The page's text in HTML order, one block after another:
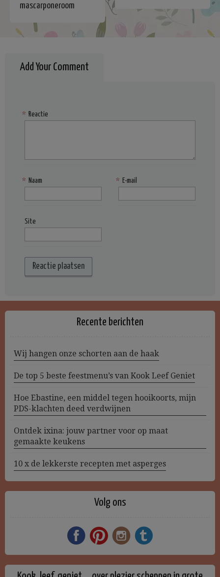
mascarponeroom
Add Your Comment
Reactie
*
Naam
* E-mail
*
Site
Recente berichten
Wij hangen onze schorten aan de haak
De top 5 beste feestmenu’s van Kook Leef Geniet
Hoe Ebastine, een middel tegen hooikoorts, mijn
PDS-klachten deed verdwijnen
Ontdek ixina: jouw partner voor op maat
gemaakte keukens
10 x de lekkerste recepten met asperges
Volg ons